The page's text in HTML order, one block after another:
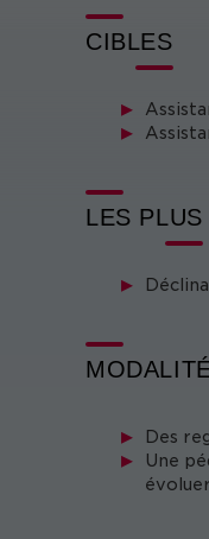
CIBLES
LES PLUS
Des
Une